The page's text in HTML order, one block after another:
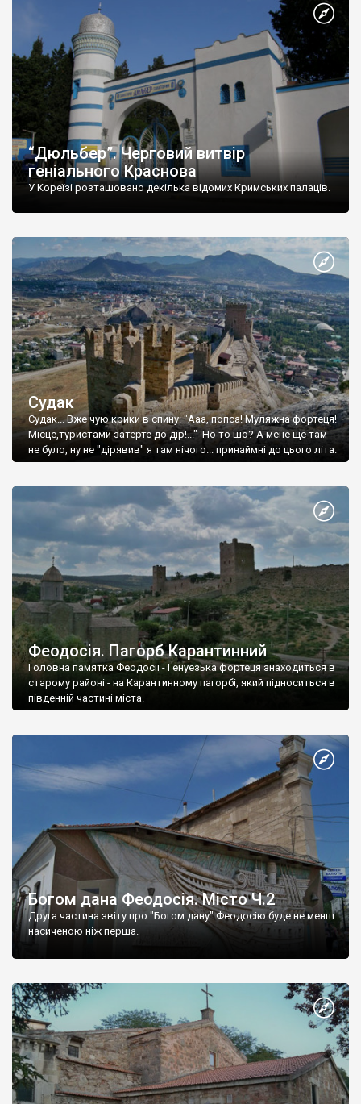
“Дюльбер”. Черговий витвір
геніального Краснова
У Кореїзі розташовано декілька відомих Кримських палаців.
Судак
Судак... Вже чую крики в спину: "Ааа, попса! Муляжна фортеця!
Місце,туристами затерте до дір!..." Но то шо? А мене ще там
не було, ну не "дірявив" я там нічого... принаймні до цього літа.
Феодосія. Пагорб Карантинний
Головна памятка Феодосії - Генуезька фортеця знаходиться в
старому районі - на Карантинному пагорбі, який підноситься в
південній частині міста.
Богом дана Феодосія. Місто Ч.2
Друга частина звіту про "Богом дану" Феодосію буде не менш
насиченою ніж перша.